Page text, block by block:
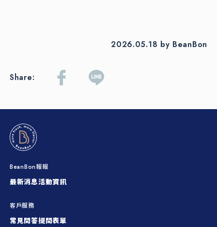
2026.05.18 by BeanBon
Share:
BeanBon報報
最新消息活動資訊
客戶服務
常見問答提問表單